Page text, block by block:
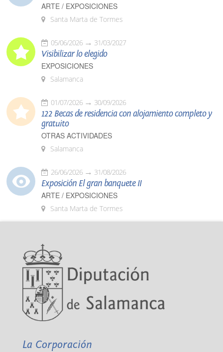
ARTE / EXPOSICIONES
Santa Marta de Tormes
05/06/2026 31/03/2027
Visibilizar lo elegido
EXPOSICIONES
Salamanca
01/07/2026 30/09/2026
122 Becas de residencia con alojamiento completo y
gratuito
OTRAS ACTIVIDADES
Salamanca
26/06/2026 31/08/2026
Exposición El gran banquete II
ARTE / EXPOSICIONES
Santa Marta de Tormes
La Corporación